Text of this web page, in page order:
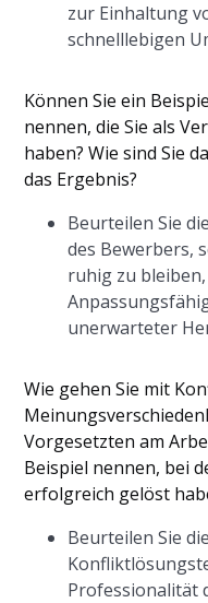
zur Einhaltung
schnelllebigen
Können Sie ein
nennen, die Sie als
haben? Wie sind Sie
das Ergebnis?
Beurteilen Sie
des Bewerbers,
ruhig zu
unerwarteter
Wie gehen Sie mit
Vorgesetzten am
Beispiel nennen, bei
erfolgreich gelöst
Beurteilen Sie
Professionalität